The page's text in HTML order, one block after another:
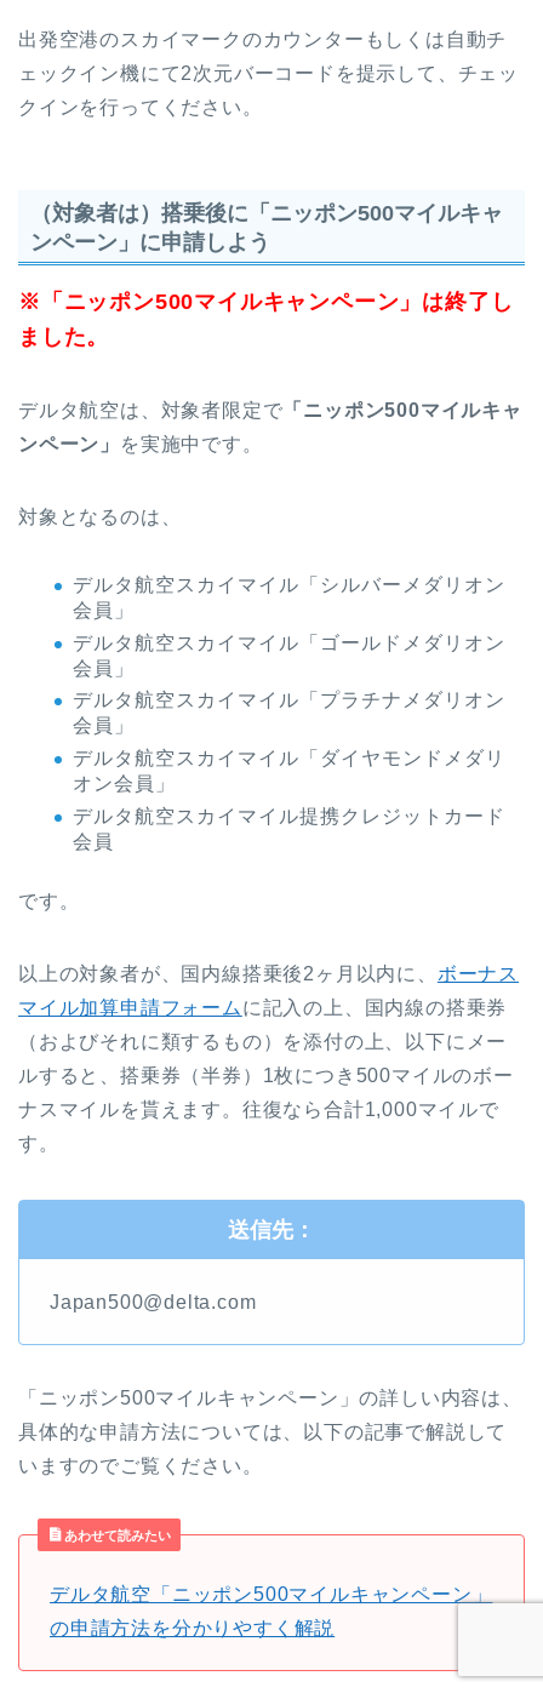
出発空港のスカイマークのカウンターもしくは自動チ
ェックイン機にて2次元バーコードを提示して、チェッ
クインを行ってください。
（対象者は）搭乗後に「ニッポン500マイルキャ
ンペーン」に申請しよう
※「ニッポン500マイルキャンペーン」は終了し
ました。
デルタ航空は、対象者限定で 「ニッポン500マイルキャ
ンペーン」
を実施中です。
対象となるのは、
デルタ航空スカイマイル「シルバーメダリオン
会員」
デルタ航空スカイマイル「ゴールドメダリオン
会員」
デルタ航空スカイマイル「プラチナメダリオン
会員」
デルタ航空スカイマイル「ダイヤモンドメダリ
オン会員」
デルタ航空スカイマイル提携クレジットカード
会員
です。
以上の対象者が、国内線搭乗後2ヶ月以内に、 ボーナス
マイル加算申請フォーム に記入の上、国内線の搭乗券
（およびそれに類するもの）を添付の上、以下にメー
ルすると、搭乗券（半券）1枚につき500マイルのボー
ナスマイルを貰えます。往復なら合計1,000マイルで
す。
送信先：
Japan500@delta.com
「ニッポン500マイルキャンペーン」の詳しい内容は、
具体的な申請方法については、以下の記事で解説して
いますのでご覧ください。
あわせて読みたい
デルタ航空「ニッポン500マイルキャンペーン」
の申請方法を分かりやすく解説